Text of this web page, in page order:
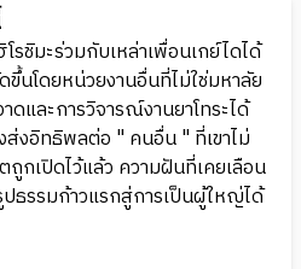
รชิมะร่วมกับเหล่าเพื่อนเกย์ไดได้
ขึ้นโดยหน่วยงานอื่นที่ไม่ใช่มหาลัย
และการวิจารณ์งานยาโทระได้
ส่งอิทธิพลต่อ " คนอื่น " ที่เขาไม่
กเปิดไว้แล้ว ความฝันที่เคยเลือน
ปธรรมก้าวแรกสู่การเป็นผู้ใหญ่ได้